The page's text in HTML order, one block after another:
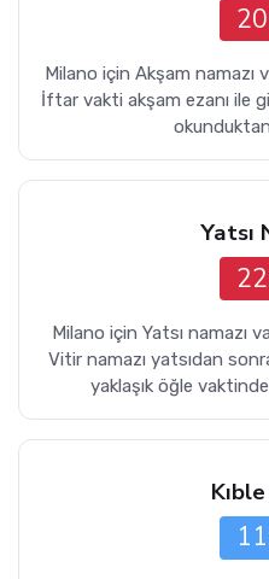
Milano için Akşam namazı
İftar vakti akşam ezanı ile
okunduktan
Yatsı
Milano için Yatsı namazı
Vitir namazı yatsıdan
yaklaşık öğle